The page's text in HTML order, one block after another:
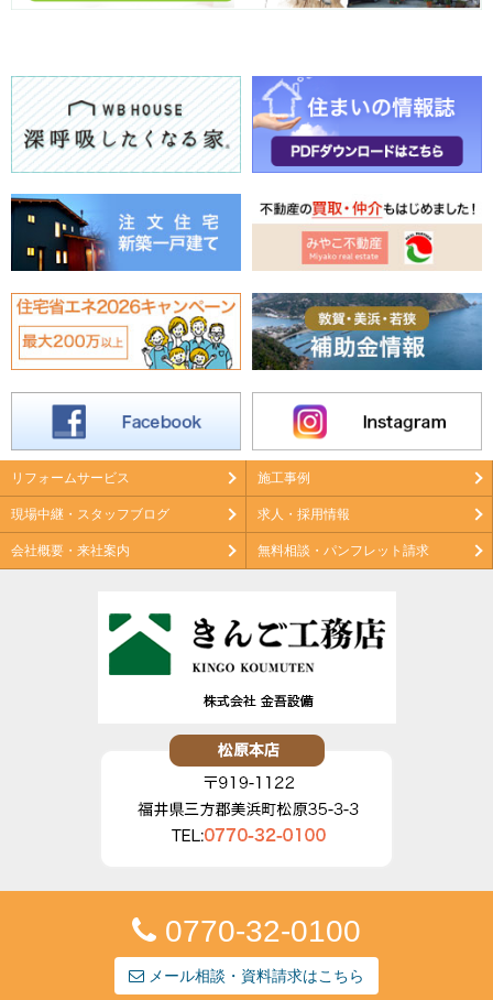
リフォームサービス 施工事例
現場中継・スタッフブログ 求人・採用情報
会社概要・来社案内 無料相談・パンフレット請求
0770-32-0100
メール相談・資料請求はこちら